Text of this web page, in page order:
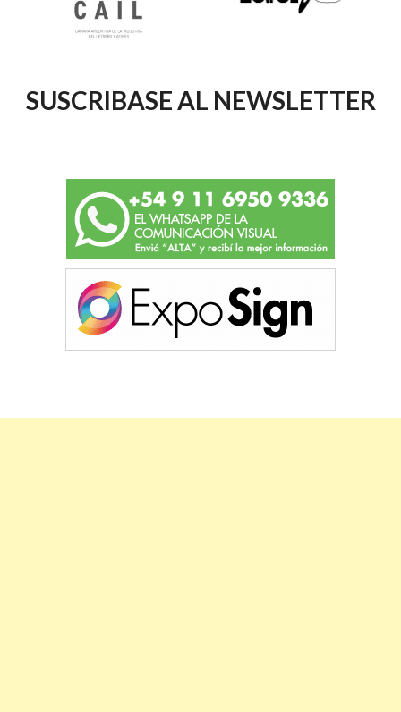
SUSCRIBASE AL NEWSLETTER